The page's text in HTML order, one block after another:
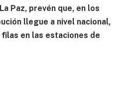
Paz, prevén que, en los
llegue a nivel nacional,
en las estaciones de